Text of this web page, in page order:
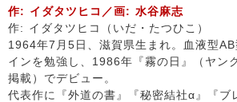
作: イダタツヒコ／画: 水谷麻志
作: イダタツヒコ（いだ・たつひこ）
1964年7月5日、滋賀県生まれ。血液型
インを勉強し、1986年『霧の日』（ヤン
掲載）でデビュー。
代表作に『外道の書』『秘密結社α』『ブ